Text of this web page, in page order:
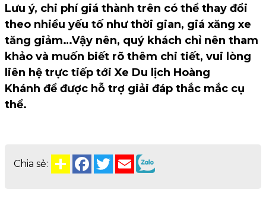
Lưu ý, chi phí giá thành trên có thể thay đổi
theo nhiều yếu tố như thời gian, giá xăng xe
tăng giảm…Vậy nên, quý khách chỉ nên tham
khảo và muốn biết rõ thêm chi tiết, vui lòng
liên hệ trực tiếp tới Xe Du lịch Hoàng
Khánh để được hỗ trợ giải đáp thắc mắc cụ
thể.
Chia sẻ: